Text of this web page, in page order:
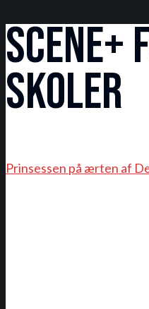
Scene+
skoler
Prinsessen på ærten af